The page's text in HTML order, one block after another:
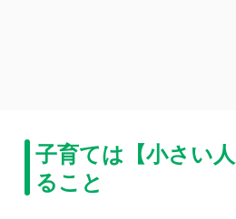
子育ては【小さい
ること